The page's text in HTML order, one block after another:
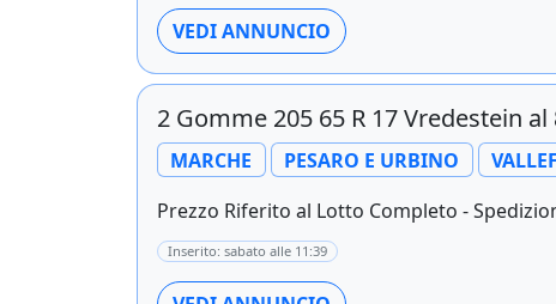
VEDI ANNUNCIO
2 Gomme 205 65 R 17 Vredestein al
MARCHE PESARO E URBINO
Prezzo Riferito al Lotto Completo -
Inserito: sabato alle 11:39